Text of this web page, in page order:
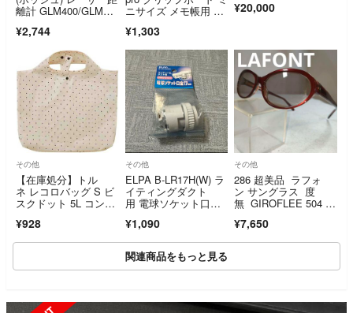
離計 GLM400/GLM30-
¥2,744
ニサイズ メモ帳用 伝
¥1,303
¥20,000
その他
【在庫処分】トル
ネ レコロバッグ S ビ
スクドット 5L コンパ
¥928
その他
ELPA B-LR17H(W) ラ
イティングダクト
用 電球ソケット口金1
¥1,090
その他
286 超美品 ラフォ
ン サングラス 度
無 GIROFLEE 504 フ
¥7,650
関連商品をもっと見る